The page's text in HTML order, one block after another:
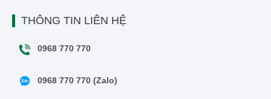
THÔNG TIN LIÊN HỆ
0968 770 770
0968 770 770 (Zalo)